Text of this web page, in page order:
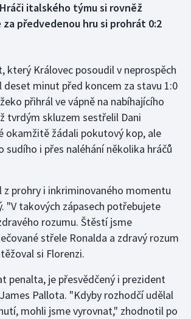
italského týmu si rovněž
předvedenou hru si prohrát 0:2
který Královec posoudil v neprospěch
deset minut před koncem za stavu 1:0
přihrál ve vápně na nabíhajícího
tvrdým skluzem sestřelil Dani
okamžitě žádali pokutový kop, ale
sudího i přes naléhání několika hráčů
z prohry i inkriminovaného momentu
"V takových zápasech potřebujete
rozumu. Štěstí jsme
střele Ronalda a zdravý rozum
si Florenzi.
penalta, je přesvědčený i prezident
Pallota. "Kdyby rozhodčí udělal
mohli jsme vyrovnat," zhodnotil po